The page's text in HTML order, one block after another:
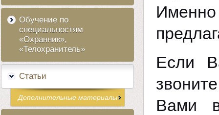
Обучение по
специальностям
«Охранник»,
«Телохранитель»
Статьи
Дополнительные материалы
Если
Вами